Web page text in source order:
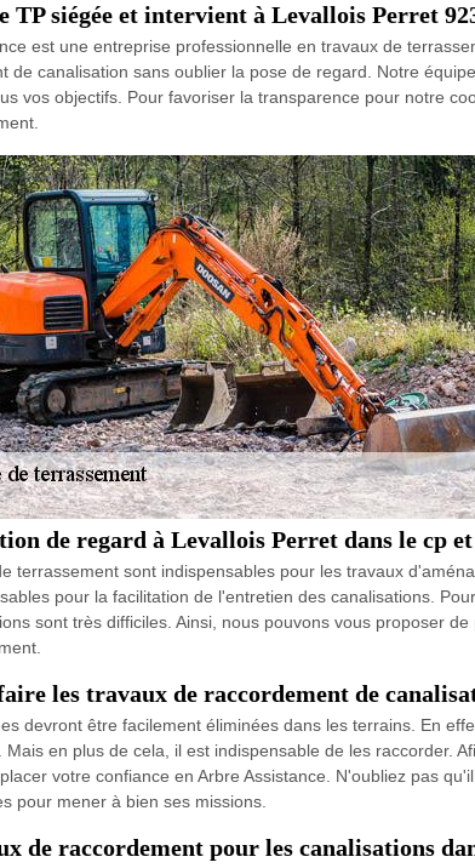
TP siégée et intervient à Levallois Perret
est une entreprise professionnelle en travaux de
de canalisation sans oublier la pose de regard. Notre
vos objectifs. Pour favoriser la transparence pour notre
de regard à Levallois Perret dans le cp et
terrassement sont indispensables pour les travaux
pour la facilitation de l'entretien des canalisations.
sont très difficiles. Ainsi, nous pouvons vous proposer
les travaux de raccordement de
devront être facilement éliminées dans les terrains. En
Mais en plus de cela, il est indispensable de les raccorder.
votre confiance en Arbre Assistance. N'oubliez pas
pour mener à bien ses missions.
de raccordement pour les canalisations